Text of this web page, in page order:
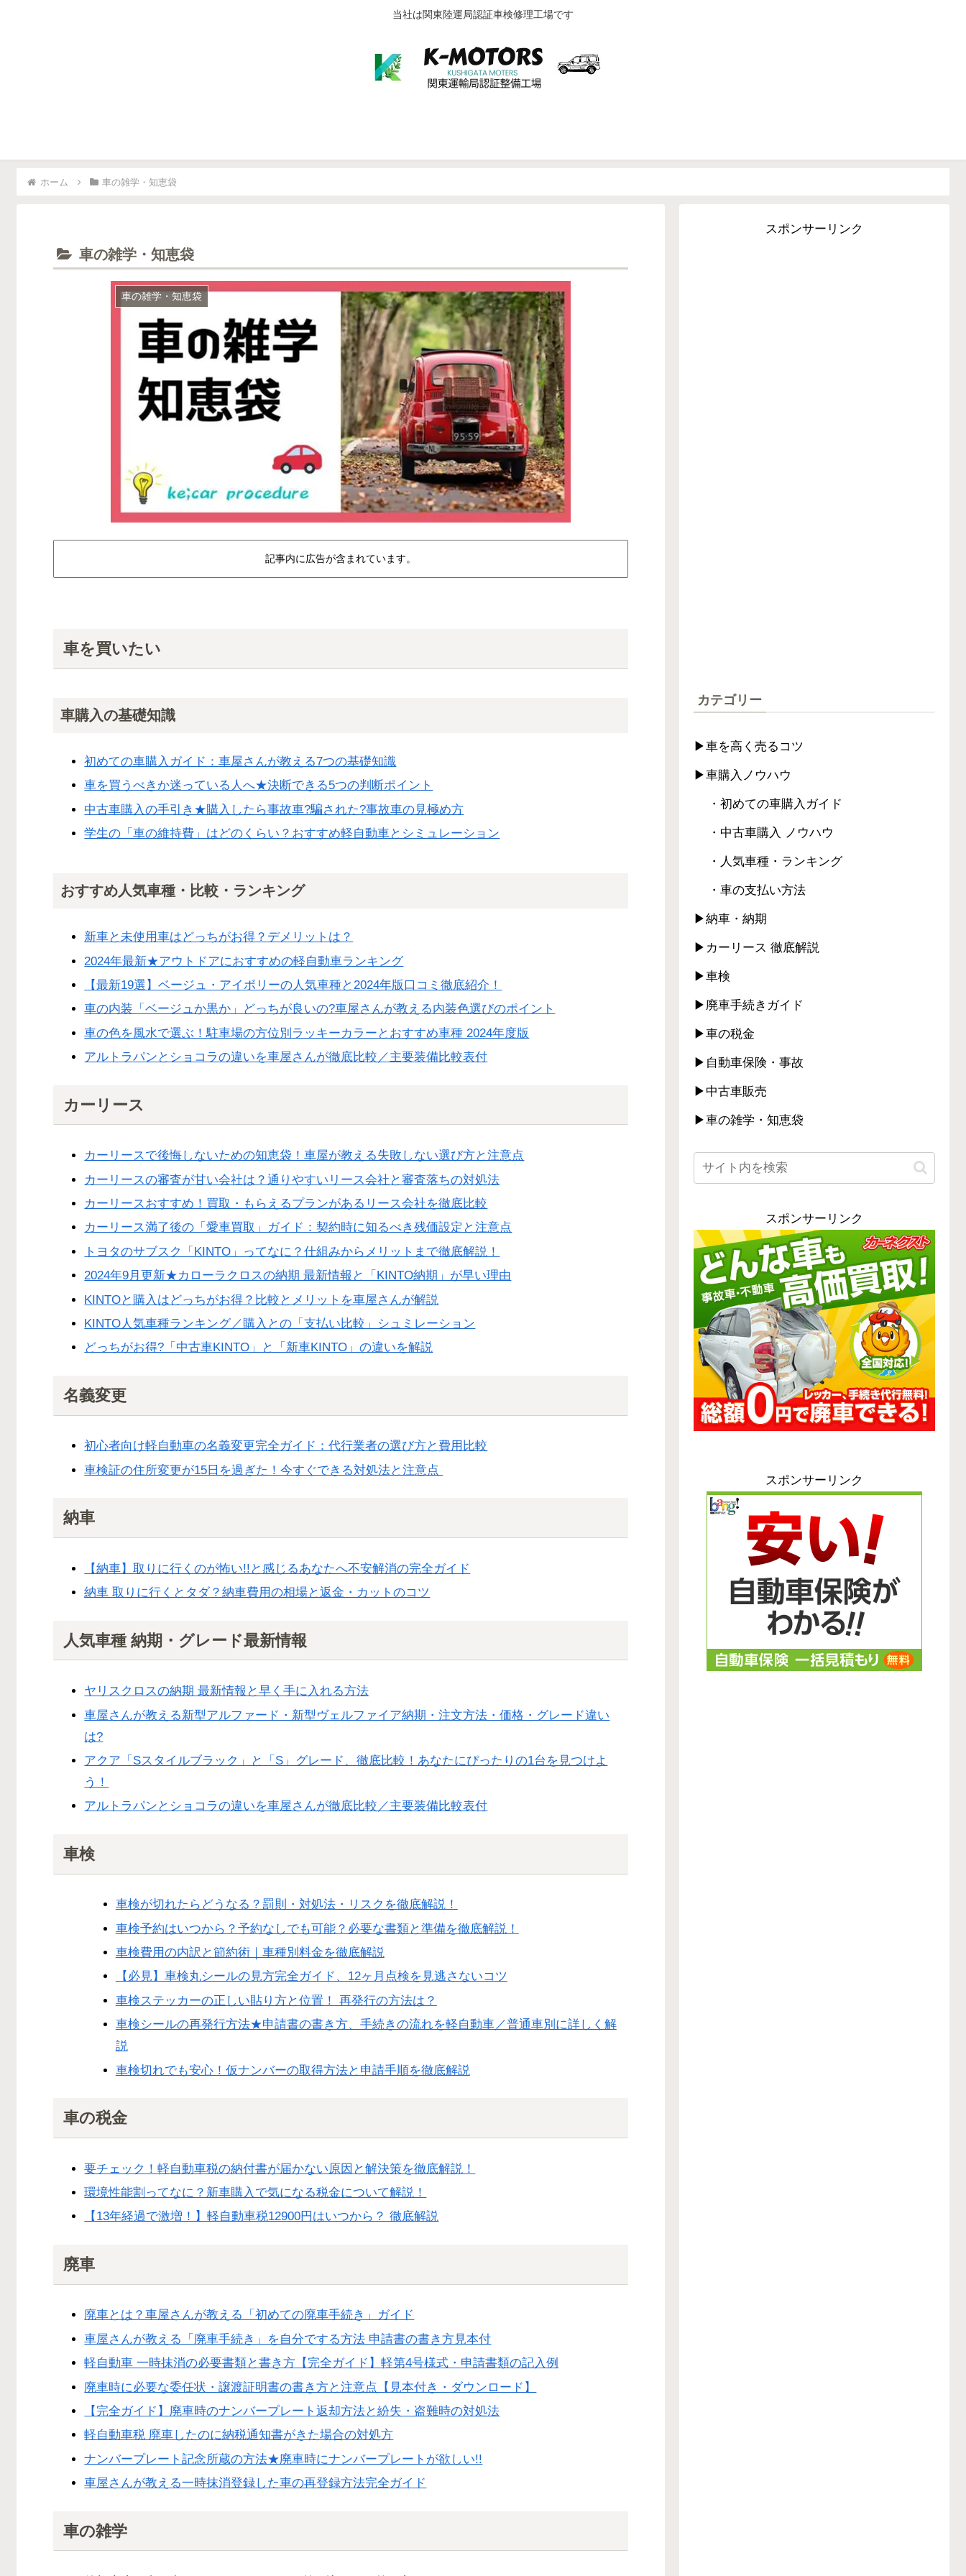
当社は関東陸運局認証車検修理工場です
ホーム 車の雑学・知恵袋
車の雑学・知恵袋
車の雑学・知恵袋
記事内に広告が含まれています。
車を買いたい
車購入の基礎知識
初めての車購入ガイド：車屋さんが教える7つの基礎知識
車を買うべきか迷っている人へ★決断できる5つの判断ポイント
中古車購入の手引き★購入したら事故車?騙された?事故車の見極め方
学生の「車の維持費」はどのくらい？おすすめ軽自動車とシミュレーション
おすすめ人気車種・比較・ランキング
新車と未使用車はどっちがお得？デメリットは？
2024年最新★アウトドアにおすすめの軽自動車ランキング
【最新19選】ベージュ・アイボリーの人気車種と2024年版口コミ徹底紹介！
車の内装「ベージュか黒か」どっちが良いの?車屋さんが教える内装色選びのポイント
車の色を風水で選ぶ！駐車場の方位別ラッキーカラーとおすすめ車種 2024年度版
アルトラパンとショコラの違いを車屋さんが徹底比較／主要装備比較表付
カーリース
カーリースで後悔しないための知恵袋！車屋が教える失敗しない選び方と注意点
カーリースの審査が甘い会社は？通りやすいリース会社と審査落ちの対処法
カーリースおすすめ！買取・もらえるプランがあるリース会社を徹底比較
カーリース満了後の「愛車買取」ガイド：契約時に知るべき残価設定と注意点
トヨタのサブスク「KINTO」ってなに？仕組みからメリットまで徹底解説！
2024年9月更新★カローラクロスの納期 最新情報と「KINTO納期」が早い理由
KINTOと購入はどっちがお得？比較とメリットを車屋さんが解説
KINTO人気車種ランキング／購入との「支払い比較」シュミレーション
どっちがお得?「中古車KINTO」と「新車KINTO」の違いを解説
名義変更
初心者向け軽自動車の名義変更完全ガイド：代行業者の選び方と費用比較
車検証の住所変更が15日を過ぎた！今すぐできる対処法と注意点
納車
【納車】取りに行くのが怖い!!と感じるあなたへ不安解消の完全ガイド
納車 取りに行くとタダ？納車費用の相場と返金・カットのコツ
人気車種 納期・グレード最新情報
ヤリスクロスの納期 最新情報と早く手に入れる方法
車屋さんが教える新型アルファード・新型ヴェルファイア納期・注文方法・価格・グレード違い
は?
アクア「Sスタイルブラック」と「S」グレード、徹底比較！あなたにぴったりの1台を見つけよ
う！
アルトラパンとショコラの違いを車屋さんが徹底比較／主要装備比較表付
車検
車検が切れたらどうなる？罰則・対処法・リスクを徹底解説！
車検予約はいつから？予約なしでも可能？必要な書類と準備を徹底解説！
車検費用の内訳と節約術｜車種別料金を徹底解説
【必見】車検丸シールの見方完全ガイド、12ヶ月点検を見逃さないコツ
車検ステッカーの正しい貼り方と位置！ 再発行の方法は？
車検シールの再発行方法★申請書の書き方、手続きの流れを軽自動車／普通車別に詳しく解
説
車検切れでも安心！仮ナンバーの取得方法と申請手順を徹底解説
車の税金
要チェック！軽自動車税の納付書が届かない原因と解決策を徹底解説！
環境性能割ってなに？新車購入で気になる税金について解説！
【13年経過で激増！】軽自動車税12900円はいつから？ 徹底解説
廃車
廃車とは？車屋さんが教える「初めての廃車手続き」ガイド
車屋さんが教える「廃車手続き」を自分でする方法 申請書の書き方見本付
軽自動車 一時抹消の必要書類と書き方【完全ガイド】軽第4号様式・申請書類の記入例
廃車時に必要な委任状・譲渡証明書の書き方と注意点【見本付き・ダウンロード】
【完全ガイド】廃車時のナンバープレート返却方法と紛失・盗難時の対処法
軽自動車税 廃車したのに納税通知書がきた場合の対処方
ナンバープレート記念所蔵の方法★廃車時にナンバープレートが欲しい!!
車屋さんが教える一時抹消登録した車の再登録方法完全ガイド
車の雑学
スポンサーリンク
カテゴリー
▶車を高く売るコツ
▶車購入ノウハウ
・初めての車購入ガイド
・中古車購入 ノウハウ
・人気車種・ランキング
・車の支払い方法
▶納車・納期
▶カーリース 徹底解説
▶車検
▶廃車手続きガイド
▶車の税金
▶自動車保険・事故
▶中古車販売
▶車の雑学・知恵袋
スポンサーリンク
スポンサーリンク